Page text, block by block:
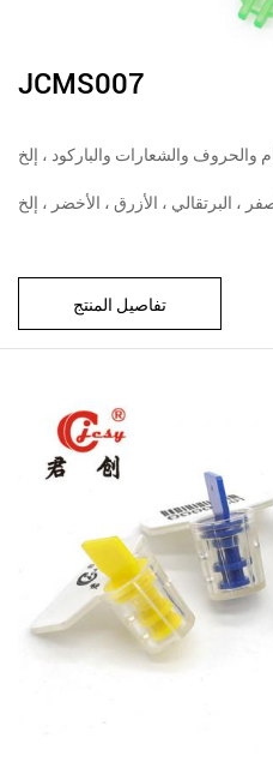
JCMS007
تفاصيل المنتج